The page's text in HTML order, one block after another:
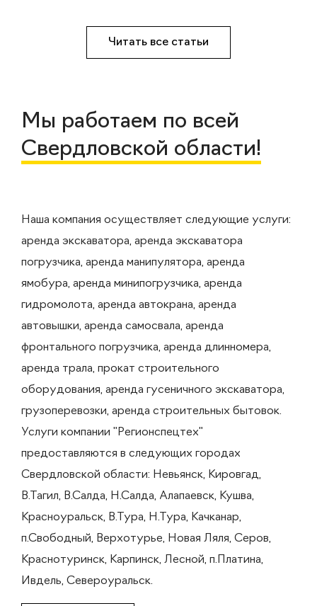
Читать все статьи
Мы работаем по всей
Свердловской области!
Наша компания осуществляет следующие услуги:
аренда экскаватора, аренда экскаватора
погрузчика, аренда манипулятора, аренда
ямобура, аренда минипогрузчика, аренда
гидромолота, аренда автокрана, аренда
автовышки, аренда самосвала, аренда
фронтального погрузчика, аренда длинномера,
аренда трала, прокат строительного
оборудования, аренда гусеничного экскаватора,
грузоперевозки, аренда строительных бытовок.
Услуги компании "Регионспецтех"
предоставляются в следующих городах
Свердловской области: Невьянск, Кировгад,
В.Тагил, В.Салда, Н.Салда, Алапаевск, Кушва,
Красноуральск, В.Тура, Н.Тура, Качканар,
п.Свободный, Верхотурье, Новая Ляля, Серов,
Краснотуринск, Карпинск, Лесной, п.Платина,
Ивдель, Североуральск.